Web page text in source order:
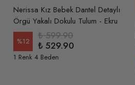
Nerissa Kız Bebek Dantel Detaylı
Örgü Yakalı Dokulu Tulum - Ekru
%12
₺ 599.90
₺ 529.90
1 Renk 4 Beden